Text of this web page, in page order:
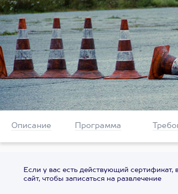
Описание Программа
Если у вас есть действующий сертификат,
сайт, чтобы записаться на развлечение